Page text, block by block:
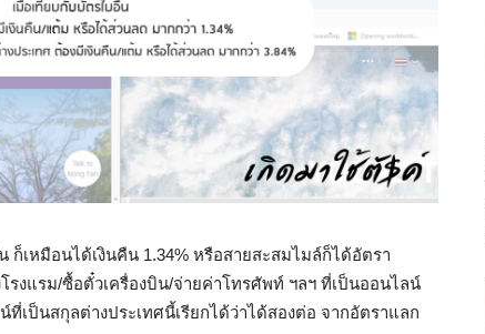
เหมือนได้เงินคืน 1.34% หรือสายสะสมไมล์ก็ได้อัตรา
รงแรม/ซื้อตั๋วเครื่องบิน/จ่ายค่าโทรศัพท์ ฯลฯ ที่เป็นออนไลน์
เป็นสกุลต่างประเทศนี้เรียกได้ว่าได้สองต่อ จากอัตราแลก